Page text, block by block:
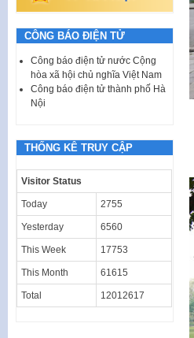
CÔNG BÁO ĐIỆN TỬ
Công báo điện tử nước Cộng
hòa xã hội chủ nghĩa Việt Nam
Công báo điện tử thành phố Hà
Nội
THỐNG KÊ TRUY CẬP
Visitor Status
Today 2755
Yesterday 6560
This Week 17753
This Month 61615
Total 12012617